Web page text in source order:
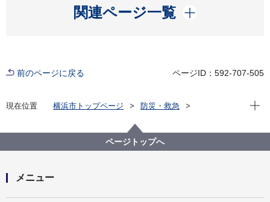
関連ページ一覧
開く
前のページに戻る ページID：592-707-505
現在位置 横浜市トップページ
防災・救急
東京湾北部地震 地震マップ
現在
ページトップへ
メニュー